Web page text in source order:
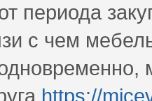
периода
с чем
https://